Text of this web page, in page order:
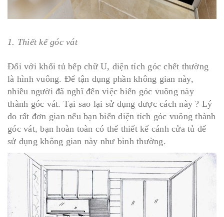
1. Thiết kế góc vát
Đối với khối tủ bếp chữ U, diện tích góc chết thường
là hình vuông. Để tận dụng phần không gian này,
nhiều người đã nghĩ đến việc biến góc vuông này
thành góc vát. Tại sao lại sử dụng được cách này ? Lý
do rất đơn gian nếu bạn biến diện tích góc vuông thành
góc vát, bạn hoàn toàn có thể thiết kế cánh cửa tủ để
sử dụng không gian này như bình thường.